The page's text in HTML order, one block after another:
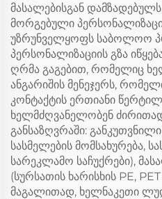
მასალებისგან
მორგებული
უზრუნველყოფს საბოლოო
პერსონალიზაციის გზა
ღრმა გაგებით, რომელიც
ანგარიშის მენეჯერს,
კონტაქტის ერთიანი
ხელმძღვანელობენ
განსაზღვრაში:
სასმელების მომსახურება,
სარეკლამო საჩუქრები),
(სურსათის ხარისხის PE,
მაგალითად, ხელნაკეთი